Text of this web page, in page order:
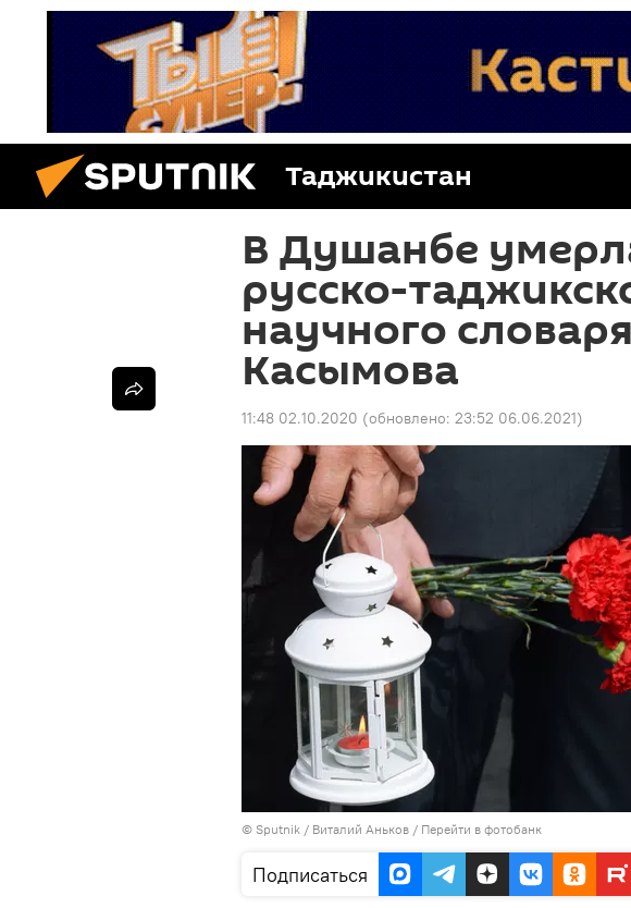
Таджикистан
В Душанбе
русско-
научного
Касымова
11:48 02.10.2020 (обновлено: 23:52 06.06.2021)
© Sputnik / Виталий Аньков / Перейти в фотобанк
Подписаться